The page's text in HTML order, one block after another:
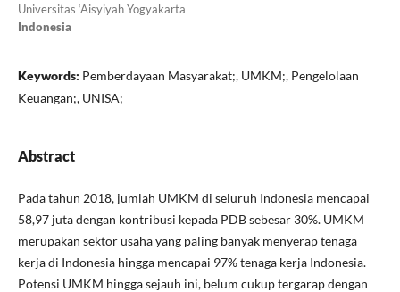
Universitas ‘Aisyiyah Yogyakarta
Indonesia
Keywords: Pemberdayaan Masyarakat;, UMKM;, Pengelolaan
Keuangan;, UNISA;
Abstract
Pada tahun 2018, jumlah UMKM di seluruh Indonesia mencapai
58,97 juta dengan kontribusi kepada PDB sebesar 30%. UMKM
merupakan sektor usaha yang paling banyak menyerap tenaga
kerja di Indonesia hingga mencapai 97% tenaga kerja Indonesia.
Potensi UMKM hingga sejauh ini, belum cukup tergarap dengan